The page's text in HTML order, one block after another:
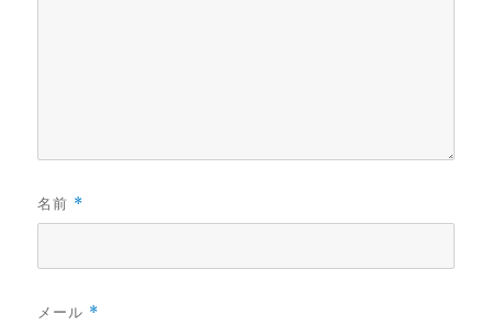
名前 *
メール *